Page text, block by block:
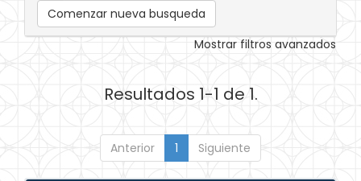
Comenzar nueva busqueda
Mostrar filtros avanzados
Resultados 1-1 de 1.
Anterior 1 Siguiente